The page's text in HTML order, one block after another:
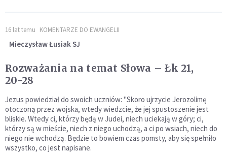
16 lat temu KOMENTARZE DO EWANGELII
Mieczysław Łusiak SJ
Rozważania na temat Słowa – Łk 21,
20-28
Jezus powiedział do swoich uczniów: "Skoro ujrzycie Jerozolimę
otoczoną przez wojska, wtedy wiedzcie, że jej spustoszenie jest
bliskie. Wtedy ci, którzy będą w Judei, niech uciekają w góry; ci,
którzy są w mieście, niech z niego uchodzą, a ci po wsiach, niech do
niego nie wchodzą. Będzie to bowiem czas pomsty, aby się spełniło
wszystko, co jest napisane.